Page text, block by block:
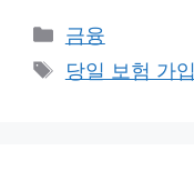
Categories
금융
Tags
당일 보험 가입